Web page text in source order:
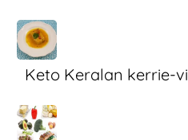
Keto Keralan kerrie-